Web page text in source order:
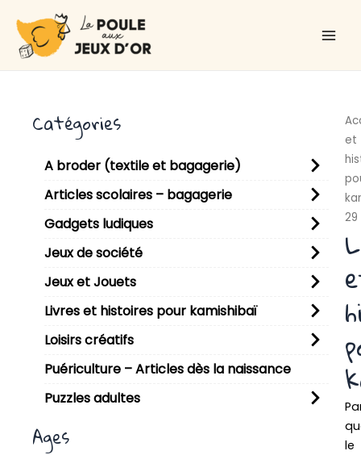
contenu
Catégories
A broder (textile et bagagerie)
Articles scolaires – bagagerie
Gadgets ludiques
Jeux de société
Jeux et Jouets
Livres et histoires pour kamishibaï
Loisirs créatifs
Puériculture – Articles dès la naissance
Puzzles adultes
Ages
et
29
le